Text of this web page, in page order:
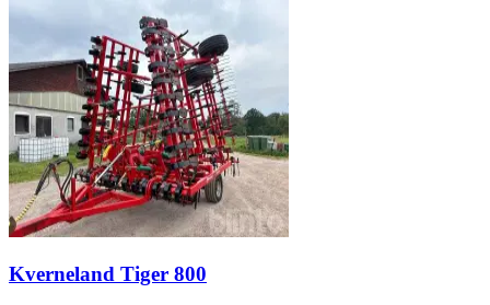
Kverneland Tiger 800